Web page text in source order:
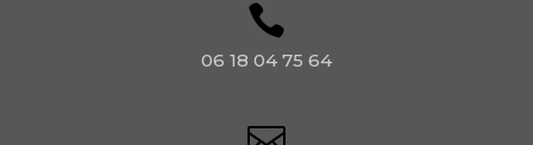
06 18 04 75 64